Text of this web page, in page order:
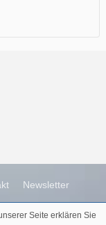
Newsletter
Seite erklären Sie